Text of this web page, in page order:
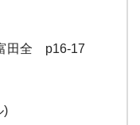
田全 p16-17
)